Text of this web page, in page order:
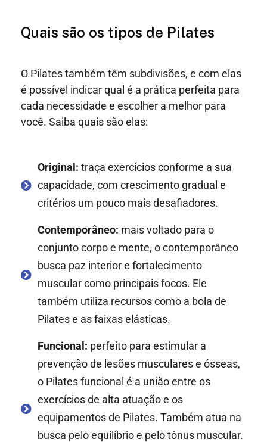
Quais são os tipos de Pilates
O Pilates também têm subdivisões, e com elas
é possível indicar qual é a prática perfeita para
cada necessidade e escolher a melhor para
você. Saiba quais são elas:
Original: traça exercícios conforme a sua
capacidade, com crescimento gradual e
critérios um pouco mais desafiadores.
Contemporâneo: mais voltado para o
conjunto corpo e mente, o contemporâneo
busca paz interior e fortalecimento
muscular como principais focos. Ele
também utiliza recursos como a bola de
Pilates e as faixas elásticas.
Funcional: perfeito para estimular a
prevenção de lesões musculares e ósseas,
o Pilates funcional é a união entre os
exercícios de alta atuação e os
equipamentos de Pilates. Também atua na
busca pelo equilíbrio e pelo tônus muscular.